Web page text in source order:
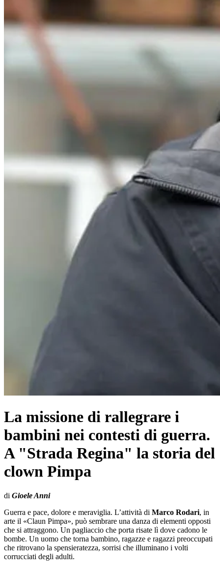
La missione di rallegrare i
bambini nei contesti di guerra.
A "Strada Regina" la storia del
clown Pimpa
di Gioele Anni
Guerra e pace, dolore e meraviglia. L’attività di Marco Rodari, in
arte il «Claun Pimpa», può sembrare una danza di elementi opposti
che si attraggono. Un pagliaccio che porta risate lì dove cadono le
bombe. Un uomo che torna bambino, ragazze e ragazzi preoccupati
che ritrovano la spensieratezza, sorrisi che illuminano i volti
corrucciati degli adulti.